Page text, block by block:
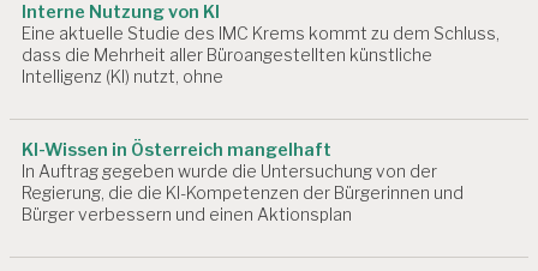
L
O
G
IE
A
R
B
EI
T
W
Interne Nutzung von KI
Eine aktuelle Studie des IMC Krems kommt zu dem Schluss,
dass die Mehrheit aller Büroangestellten künstliche
Intelligenz (KI) nutzt, ohne
KI-Wissen in Österreich mangelhaft
In Auftrag gegeben wurde die Untersuchung von der
Regierung, die die KI-Kompetenzen der Bürgerinnen und
Bürger verbessern und einen Aktionsplan